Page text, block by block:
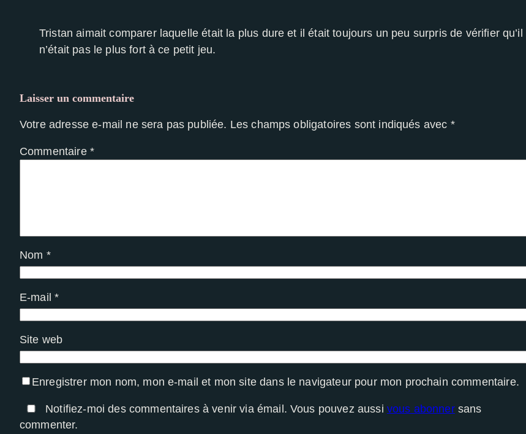
Tristan aimait comparer laquelle était la plus dure et il était toujours un peu surpris de vérifier qu’il
n’était pas le plus fort à ce petit jeu.
Laisser un commentaire
Votre adresse e-mail ne sera pas publiée. Les champs obligatoires sont indiqués avec *
Commentaire *
Nom *
E-mail*
Site web
Enregistrer mon nom, mon e-mail et mon site dans le navigateur pour mon prochain commentaire.
Notifiez-moi des commentaires à venir via émail. Vous pouvez aussi vous abonnersans
commenter.
Nécessaire
sont
fonctionnement
aussi bien
que possible
lors de votre
cookies,
disparaîtront
du site Web.